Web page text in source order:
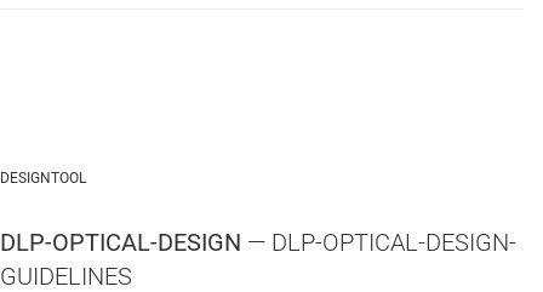
DESIGNTOOL
DLP-OPTICAL-DESIGN — DLP-OPTICAL-DESIGN-
GUIDELINES